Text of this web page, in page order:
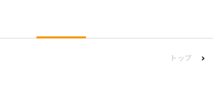
トップ